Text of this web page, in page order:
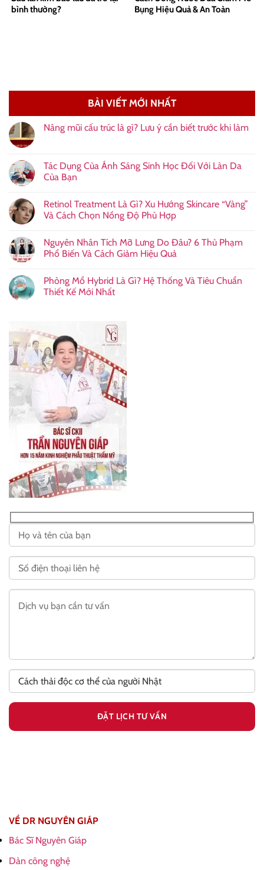
bình thường?
Bụng Hiệu Quả & An Toàn
BÀI VIẾT MỚI NHẤT
Nâng mũi cấu trúc là gì? Lưu ý cần biết trước khi làm
Tác Dụng Của Ánh Sáng Sinh Học Đối Với Làn Da
Của Bạn
Retinol Treatment Là Gì? Xu Hướng Skincare “Vàng”
Và Cách Chọn Nồng Độ Phù Hợp
Nguyên Nhân Tích Mỡ Lưng Do Đâu? 6 Thủ Phạm
Phổ Biến Và Cách Giảm Hiệu Quả
Phòng Mổ Hybrid Là Gì? Hệ Thống Và Tiêu Chuẩn
Thiết Kế Mới Nhất
VỀ DR NGUYÊN GIÁP
Bác Sĩ Nguyên Giáp
Dàn công nghệ